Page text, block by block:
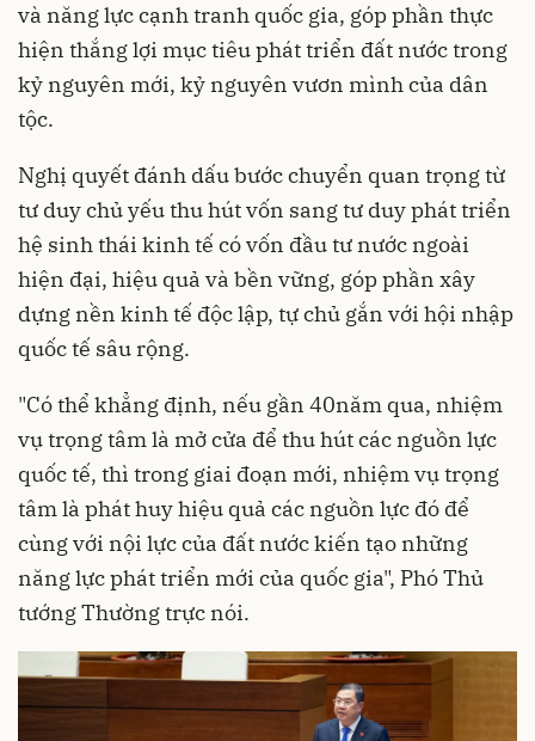
và năng lực cạnh tranh quốc gia, góp phần thực
hiện thắng lợi mục tiêu phát triển đất nước trong
kỷ nguyên mới, kỷ nguyên vươn mình của dân
tộc.
Nghị quyết đánh dấu bước chuyển quan trọng từ
tư duy chủ yếu thu hút vốn sang tư duy phát triển
hệ sinh thái kinh tế có vốn đầu tư nước ngoài
hiện đại, hiệu quả và bền vững, góp phần xây
dựng nền kinh tế độc lập, tự chủ gắn với hội nhập
quốc tế sâu rộng.
"Có thể khẳng định, nếu gần 40năm qua, nhiệm
vụ trọng tâm là mở cửa để thu hút các nguồn lực
quốc tế, thì trong giai đoạn mới, nhiệm vụ trọng
tâm là phát huy hiệu quả các nguồn lực đó để
cùng với nội lực của đất nước kiến tạo những
năng lực phát triển mới của quốc gia", Phó Thủ
tướng Thường trực nói.